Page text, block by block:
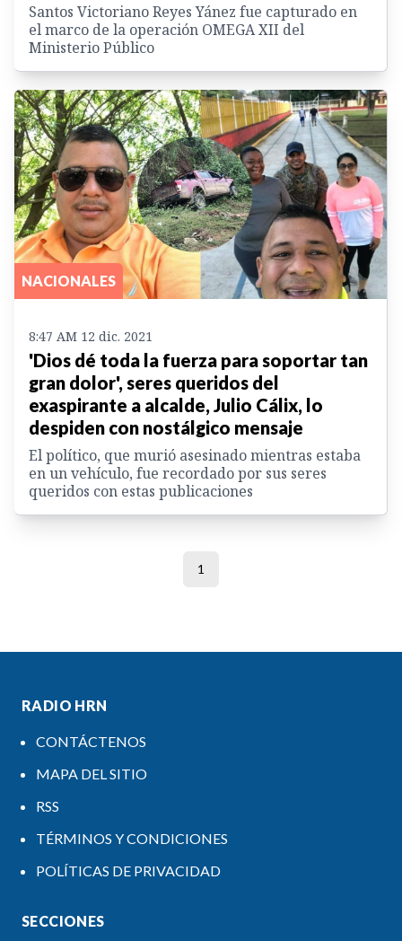
Santos Victoriano Reyes Yánez fue capturado en
el marco de la operación OMEGA XII del
Ministerio Público
NACIONALES
8:47 AM 12 dic. 2021
'Dios dé toda la fuerza para soportar tan
gran dolor', seres queridos del
exaspirante a alcalde, Julio Cálix, lo
despiden con nostálgico mensaje
El político, que murió asesinado mientras estaba
en un vehículo, fue recordado por sus seres
queridos con estas publicaciones
1
RADIO HRN
CONTÁCTENOS
MAPA DEL SITIO
RSS
TÉRMINOS Y CONDICIONES
POLÍTICAS DE PRIVACIDAD
SECCIONES